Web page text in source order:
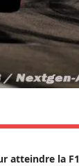
atteindre la F1